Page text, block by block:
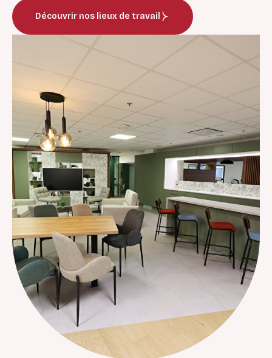
Découvrir nos lieux de travail